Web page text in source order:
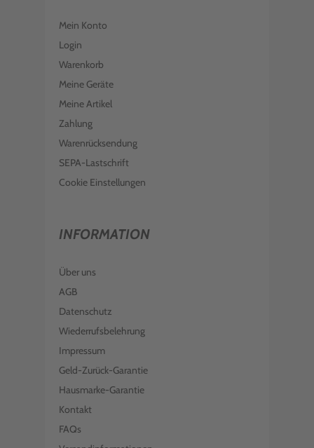
EPSON TINTE C13T10H240 CYAN
€ 20,99
€ 19,99
Mein Konto
Login
Warenkorb
Meine Geräte
Meine Artikel
Zahlung
Warenrücksendung
SEPA-Lastschrift
Cookie Einstellungen
INFORMATION
Über uns
AGB
Datenschutz
Wiederrufsbelehrung
Impressum
Geld-Zurück-Garantie
Hausmarke-Garantie
Kontakt
FAQs